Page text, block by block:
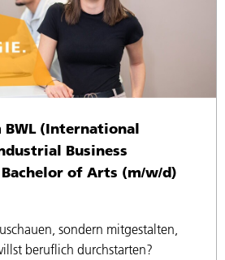
BWL (International
Business
of Arts (m/w/d)
sondern mitgestalten,
beruflich durchstarten?